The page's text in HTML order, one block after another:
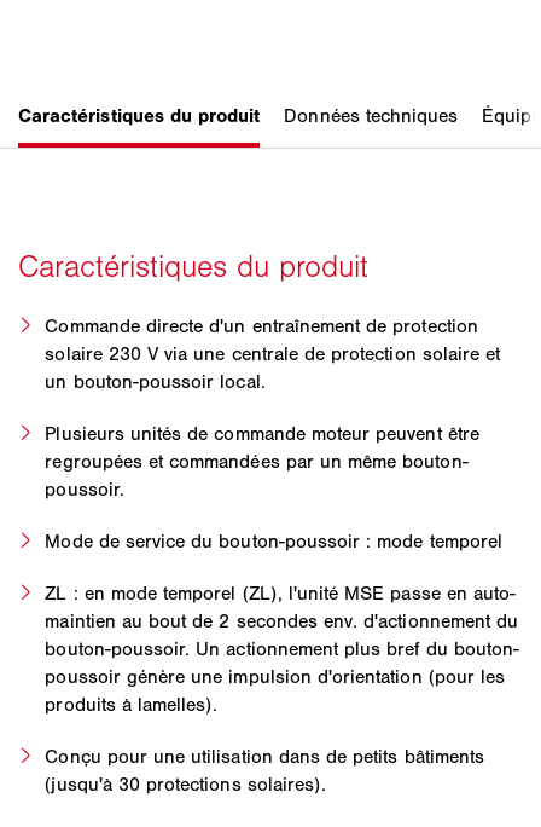
Commande directe d'un entraînement de protection
solaire 230 V via une centrale de protection solaire et
un bouton-poussoir local.
Plusieurs unités de commande moteur peuvent être
regroupées et commandées par un même bouton-
poussoir.
Mode de service du bouton-poussoir : mode temporel
ZL : en mode temporel (ZL), l'unité MSE passe en auto-
maintien au bout de 2 secondes env. d'actionnement du
bouton-poussoir. Un actionnement plus bref du bouton-
poussoir génère une impulsion d'orientation (pour les
produits à lamelles).
Conçu pour une utilisation dans de petits bâtiments
(jusqu'à 30 protections solaires).